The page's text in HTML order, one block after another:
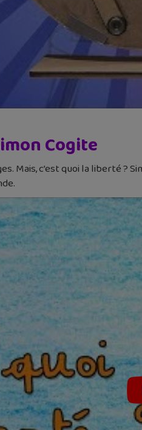
Cogite
Mais, c’est quoi la liberté